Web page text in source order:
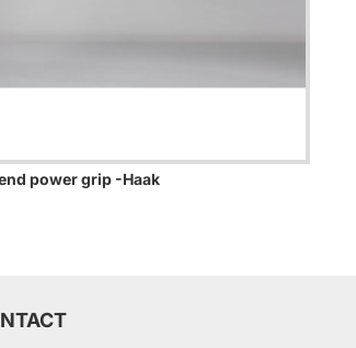
power grip -Haak